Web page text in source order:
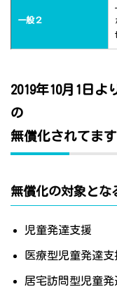
一般２
2019年10月1日
の
無償化されてます
無償化の対象とな
児童発達支援
医療型児童発達支
居宅訪問型児童発